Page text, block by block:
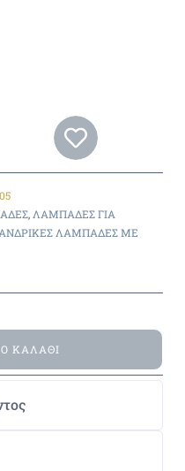
, ΛΑΜΠΆΔΕΣ ΓΙΑ
ΑΝΔΡΙΚΈΣ ΛΑΜΠΆΔΕΣ ΜΕ
ΚΑΛΆΘΙ